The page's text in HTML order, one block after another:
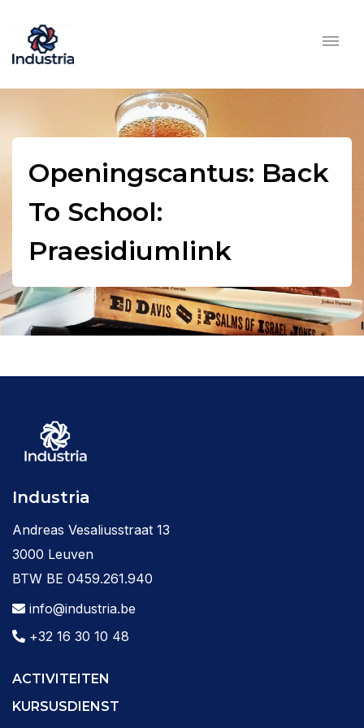
Openingscantus: Back
To School:
Praesidiumlink
Industria
Andreas Vesaliusstraat 13
3000 Leuven
BTW BE 0459.261.940
info@industria.be
+32 16 30 10 48
ACTIVITEITEN
KURSUSDIENST